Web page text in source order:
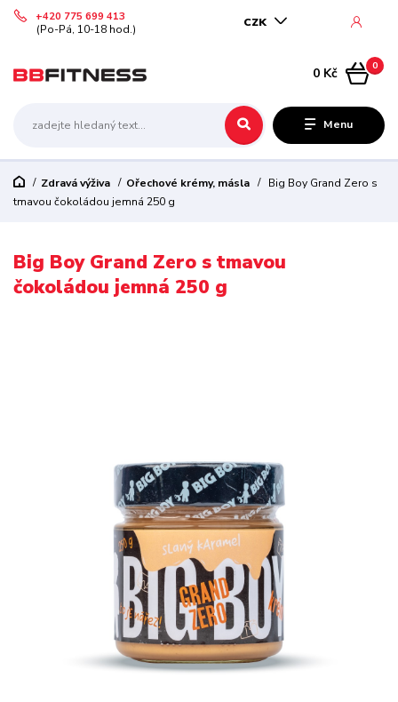
Menu
CZK
+420 775 699 413
(Po-Pá, 10-18 hod.)
0
0 Kč
Zdravá výživa Ořechové krémy, másla
Big Boy Grand Zero s
tmavou čokoládou jemná 250 g
Big Boy Grand Zero s tmavou
čokoládou jemná 250 g